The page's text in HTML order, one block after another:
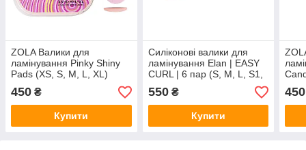
ZOLA Валики для
ламінування Pinky Shiny
Pads (XS, S, M, L, XL)
450 ₴
Купити
Силіконові валики для
ламінування Elan | EASY
CURL | 6 пар (S, M, L, S1,
M1, L1)
550₴
Купити
-S,
L)
450